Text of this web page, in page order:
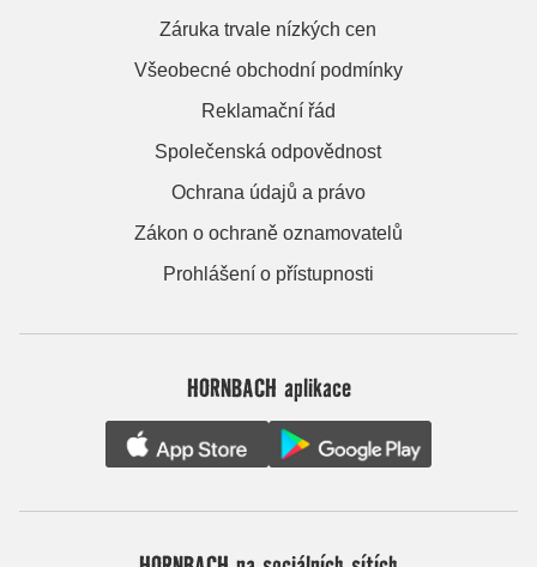
Záruka trvale nízkých cen
Všeobecné obchodní podmínky
Reklamační řád
Společenská odpovědnost
Ochrana údajů a právo
Zákon o ochraně oznamovatelů
Prohlášení o přístupnosti
HORNBACH aplikace